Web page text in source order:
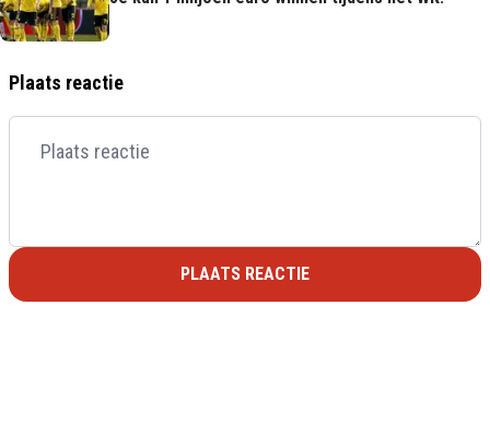
Plaats reactie
PLAATS REACTIE